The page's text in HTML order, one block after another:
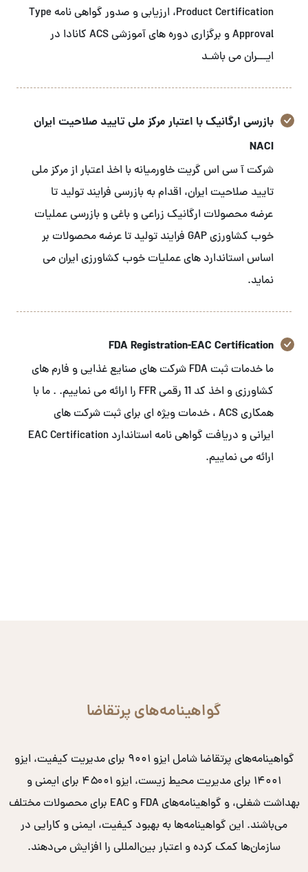
Product Certification، ارزیابی و صدور گواهی نامه Type
Approval و برگزاری دوره های آموزشی ACS کانادا در
ایـــران می باشـد
بازرسی ارگانیک با اعتبار مرکز ملی تایید صلاحیت ایران
NACI
شرکت آ سی اس گریت خاورمیانه با اخذ اعتبار از مرکز ملی
تایید صلاحیت ایران، اقدام به بازرسی فرایند تولید تا
عرضه محصولات ارگانیک زراعی و باغی و بازرسی عملیات
خوب کشاورزی GAP فرایند تولید تا عرضه محصولات بر
اساس استاندارد های عملیات خوب کشاورزی ایران می
نماید.
FDA Registration-EAC Certification
ما خدمات ثبت FDA شرکت های صنایع غذایی و فارم های
کشاورزی و اخذ کد 11 رقمی FFR را ارائه می نماییم. . ما با
همکاری ACS ، خدمات ویژه ای برای ثبت شرکت های
ایرانی و دریافت گواهی نامه استاندارد EAC Certification
ارائه می نماییم.
گواهینامه‌های پرتقاضا
گواهینامه‌های پرتقاضا شامل ایزو ۹۰۰۱ برای مدیریت کیفیت، ایزو
۱۴۰۰۱ برای مدیریت محیط زیست، ایزو ۴۵۰۰۱ برای ایمنی و
بهداشت شغلی، و گواهینامه‌های FDA و EAC برای محصولات مختلف
می‌باشند. این گواهینامه‌ها به بهبود کیفیت، ایمنی و کارایی در
سازمان‌ها کمک کرده و اعتبار بین‌المللی را افزایش می‌دهند.